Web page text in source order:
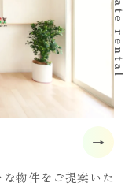
物件をご提案いた